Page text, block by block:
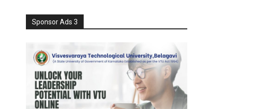
Sponsor Ads 3